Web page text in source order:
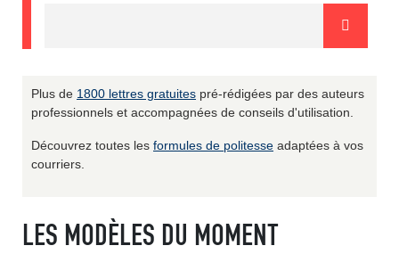
Plus de 1800 lettres gratuites pré-rédigées par des auteurs
professionnels et accompagnées de conseils d'utilisation.
Découvrez toutes les formules de politesse adaptées à vos
courriers.
LES MODÈLES DU MOMENT